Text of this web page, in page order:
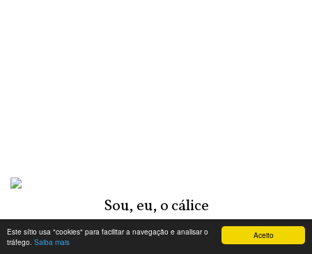
Aceito
Este sítio usa "cookies" para facilitar a navegação e analisar o
tráfego. Saiba mais
Sou, eu, o cálice